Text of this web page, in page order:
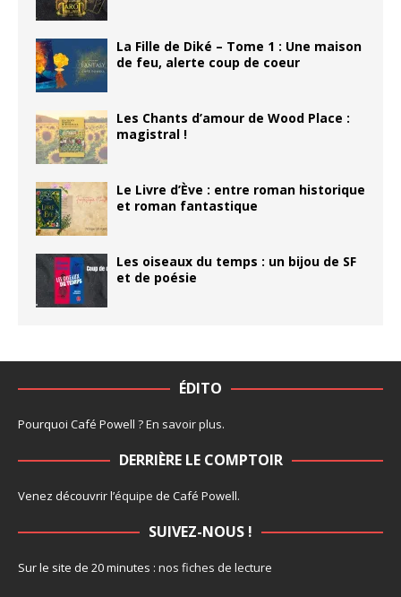
La Fille de Diké – Tome 1 : Une maison
de feu, alerte coup de coeur
Les Chants d’amour de Wood Place :
magistral !
Le Livre d’Ève : entre roman historique
et roman fantastique
Les oiseaux du temps : un bijou de SF
et de poésie
ÉDITO
Pourquoi Café Powell ?En savoir plus.
DERRIÈRE LE COMPTOIR
Venez découvrir l’équipe de Café Powell.
SUIVEZ-NOUS !
Sur le site de 20 minutes : nos fiches de lecture